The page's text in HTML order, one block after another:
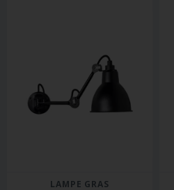
LAMPE GRAS